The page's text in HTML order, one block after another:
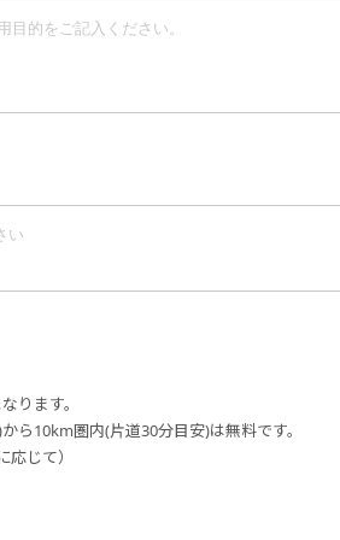
ります。
ら10km圏内(片道30分目安)は無料です。
じて）